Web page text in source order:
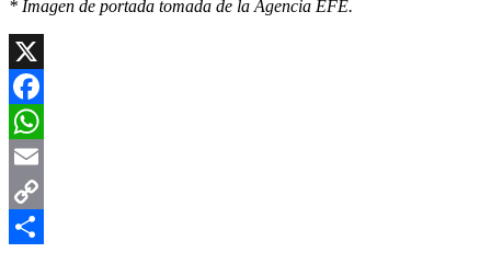
* Imagen de portada tomada de la Agencia EFE.
X
Facebook
WhatsApp
Email
Copy